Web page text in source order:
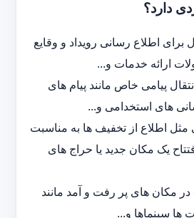
دارد؟
برای اطلاع رسانی رویداد و وقایع
ارائه خدمات و...
پیامی خاص مانند پیام های
های استخدامی و...
اطلاع از تخفیف ها به مناسبت
یک مکان جدید یا حراج های
مکان های پر رفت و آمد مانند
ها سینماها و...